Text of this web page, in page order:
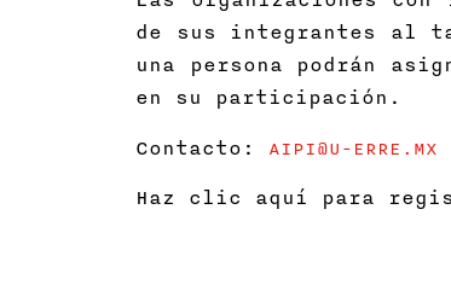
de sus integrantes al
una persona podrán
en su participación.
Contacto:
AIPI@U-ERRE.MX
Haz clic aquí para